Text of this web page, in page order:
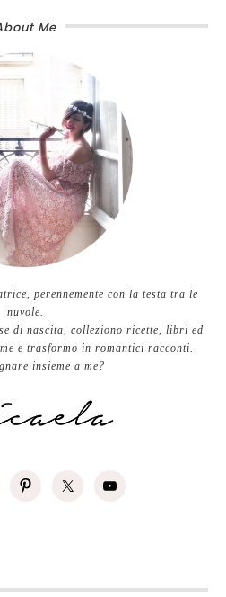
Me
perennemente con la testa tra le
nuvole.
di nascita, colleziono ricette, libri ed
e trasformo in romantici racconti.
insieme a me?